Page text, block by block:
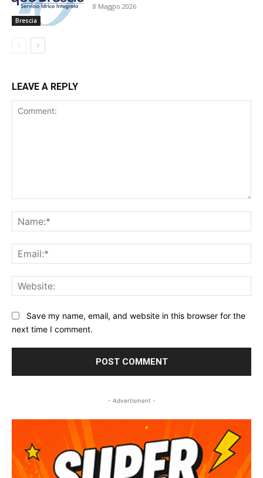
Brescia
8 Maggio 2026
LEAVE A REPLY
Save my name, email, and website in this browser for the
next time I comment.
- Advertisment -